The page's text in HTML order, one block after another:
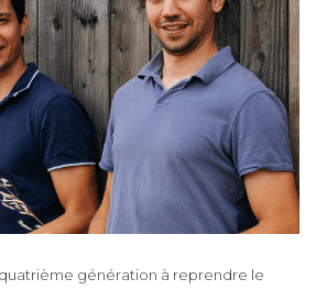
quatrième génération à reprendre le